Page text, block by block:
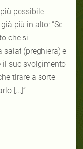
possibile
più in alto: “Se
che si
salat (preghiera) e
il suo svolgimento
tirare a sorte
[...]”